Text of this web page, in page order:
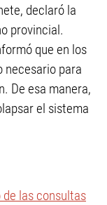
declaró la
provincial.
que en los
necesario para
De esa manera,
el sistema
las consultas